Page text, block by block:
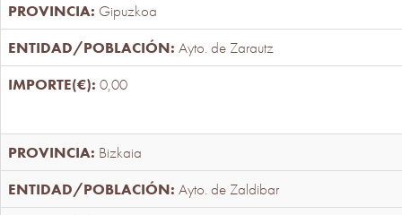
Gipuzkoa
Ayto. de Zarautz
0,00
Bizkaia
Ayto. de Zaldibar